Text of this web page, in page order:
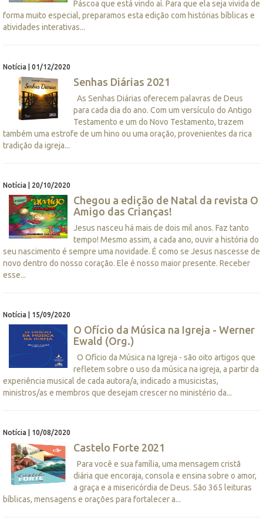
Páscoa que está vindo aí. Para que ela seja vivida de
forma muito especial, preparamos esta edição com histórias bíblicas e
atividades interativas...
Notícia | 01/12/2020
Senhas Diárias 2021
As Senhas Diárias oferecem palavras de Deus
para cada dia do ano. Com um versículo do Antigo
Testamento e um do Novo Testamento, trazem
também uma estrofe de um hino ou uma oração, provenientes da rica
tradição da igreja...
Notícia | 20/10/2020
Chegou a edição de Natal da revista O
Amigo das Crianças!
Jesus nasceu há mais de dois mil anos. Faz tanto
tempo! Mesmo assim, a cada ano, ouvir a história do
seu nascimento é sempre uma novidade. É como se Jesus nascesse de
novo dentro do nosso coração. Ele é nosso maior presente. Receber
esse...
Notícia | 15/09/2020
O Ofício da Música na Igreja - Werner
Ewald (Org.)
O Ofício da Música na Igreja - são oito artigos que
refletem sobre o uso da música na igreja, a partir da
experiência musical de cada autora/a, indicado a musicistas,
ministros/as e membros que desejam crescer no ministério da...
Notícia | 10/08/2020
Castelo Forte 2021
Para você e sua família, uma mensagem cristã
diária que encoraja, consola e ensina sobre o amor,
a graça e a misericórdia de Deus. São 365 leituras
bíblicas, mensagens e orações para fortalecer a...